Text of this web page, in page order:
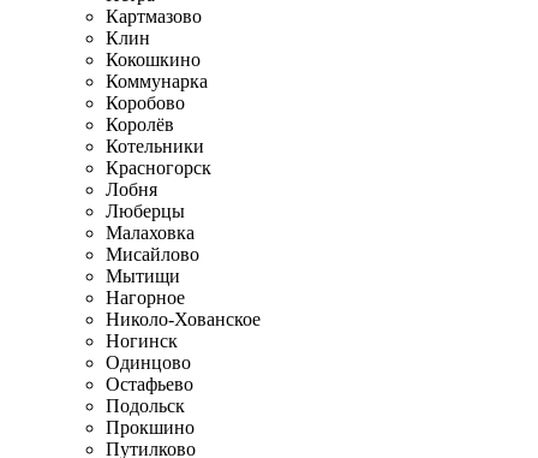
Картмазово
Клин
Кокошкино
Коммунарка
Коробово
Королёв
Котельники
Красногорск
Лобня
Люберцы
Малаховка
Мисайлово
Мытищи
Нагорное
Николо-Хованское
Ногинск
Одинцово
Остафьево
Подольск
Прокшино
Путилково